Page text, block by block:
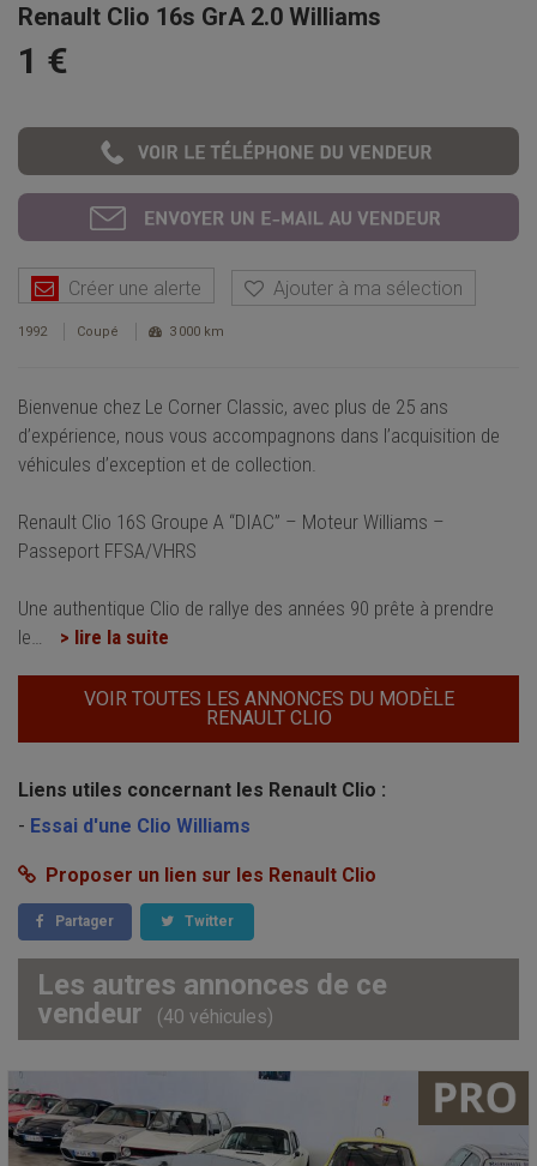
Renault Clio 16s GrA 2.0 Williams
1 €
Créer une alerte Ajouter à ma sélection
1992 Coupé 3 000 km
Bienvenue chez Le Corner Classic, avec plus de 25 ans
d’expérience, nous vous accompagnons dans l’acquisition de
véhicules d’exception et de collection.
Renault Clio 16S Groupe A “DIAC” – Moteur Williams –
Passeport FFSA/VHRS
Une authentique Clio de rallye des années 90 prête à prendre
le
> lire la suite
VOIR TOUTES LES ANNONCES DU MODÈLE
RENAULT CLIO
Liens utiles concernant les Renault Clio :
- Essai d'une Clio Williams
Proposer un lien sur les Renault Clio
Partager Twitter
Les autres annonces de ce
vendeur
(40 véhicules)